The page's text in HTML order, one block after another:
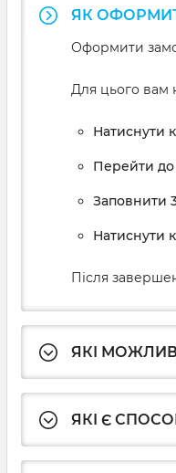
ЯК
Оформити
Для цього вам
Натиснути
Перейти
Заповнити
Натиснути
Після
ЯКІ
ЯКІ Є